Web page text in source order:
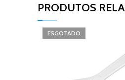
PRODUTOS
ESGOTADO